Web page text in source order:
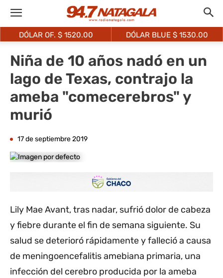
DÓLAR OF. $ 1520.00 DÓLAR BLUE $ 1530.00
Niña de 10 años nadó en un
lago de Texas, contrajo la
ameba "comecerebros" y
murió
17 de septiembre 2019
Lily Mae Avant, tras nadar, sufrió dolor de cabeza
y fiebre durante el fin de semana siguiente. Su
salud se deterioró rápidamente y falleció a causa
de meningoencefalitis amebiana primaria, una
infección del cerebro producida por la ameba